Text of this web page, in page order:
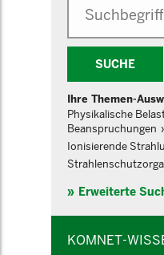
SUCHE
Ihre Themen-
Physikalische
Beanspruchungen
Ionisierende
Erweiterte
KOMNET-